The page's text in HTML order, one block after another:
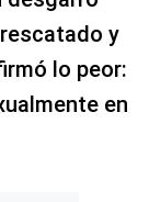
y
lo peor:
en